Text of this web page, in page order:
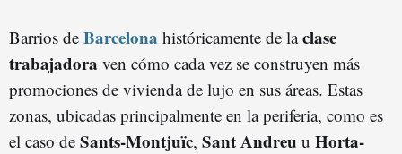
Barrios de Barcelona históricamente de laclase
trabajadora ven cómo cada vez se construyen más
promociones de vivienda de lujo en sus áreas. Estas
zonas, ubicadas principalmente en la periferia, como es
el caso de Sants-Montjuïc, Sant Andreu u Horta-